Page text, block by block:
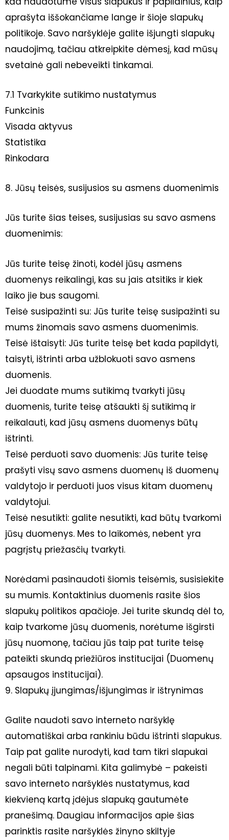
aprašyta iššokančiame lange ir šioje slapukų
politikoje. Savo naršyklėje galite išjungti slapukų
naudojimą, tačiau atkreipkite dėmesį, kad mūsų
svetainė gali nebeveikti tinkamai.
7.1 Tvarkykite sutikimo nustatymus
Funkcinis
Visada aktyvus
Statistika
Rinkodara
8. Jūsų teisės, susijusios su asmens duomenimis
Jūs turite šias teises, susijusias su savo asmens
duomenimis:
Jūs turite teisę žinoti, kodėl jūsų asmens
duomenys reikalingi, kas su jais atsitiks ir kiek
laiko jie bus saugomi.
Teisė susipažinti su: Jūs turite teisę susipažinti su
mums žinomais savo asmens duomenimis.
Teisė ištaisyti: Jūs turite teisę bet kada papildyti,
taisyti, ištrinti arba užblokuoti savo asmens
duomenis.
Jei duodate mums sutikimą tvarkyti jūsų
duomenis, turite teisę atšaukti šį sutikimą ir
reikalauti, kad jūsų asmens duomenys būtų
ištrinti.
Teisė perduoti savo duomenis: Jūs turite teisę
prašyti visų savo asmens duomenų iš duomenų
valdytojo ir perduoti juos visus kitam duomenų
valdytojui.
Teisė nesutikti: galite nesutikti, kad būtų tvarkomi
jūsų duomenys. Mes to laikomės, nebent yra
pagrįstų priežasčių tvarkyti.
Norėdami pasinaudoti šiomis teisėmis, susisiekite
su mumis. Kontaktinius duomenis rasite šios
slapukų politikos apačioje. Jei turite skundą dėl to,
kaip tvarkome jūsų duomenis, norėtume išgirsti
jūsų nuomonę, tačiau jūs taip pat turite teisę
pateikti skundą priežiūros institucijai (Duomenų
apsaugos institucijai).
9. Slapukų įjungimas/išjungimas ir ištrynimas
Galite naudoti savo interneto naršyklę
automatiškai arba rankiniu būdu ištrinti slapukus.
Taip pat galite nurodyti, kad tam tikri slapukai
negali būti talpinami. Kita galimybė – pakeisti
savo interneto naršyklės nustatymus, kad
kiekvieną kartą įdėjus slapuką gautumėte
pranešimą. Daugiau informacijos apie šias
parinktis rasite naršyklės žinyno skiltyje